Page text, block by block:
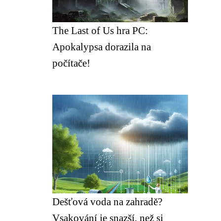
The Last of Us hra PC:
Apokalypsa dorazila na
počítače!
Dešťová voda na zahradě?
Vsakování je snazší, než si